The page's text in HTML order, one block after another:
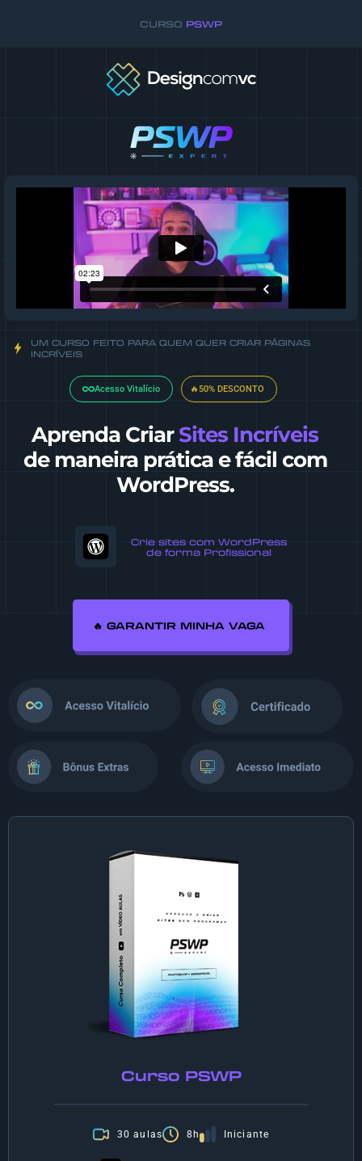
CURSO PSWP
Acesso Vitalício 🔥50% DESCONTO
Aprenda CriarSites Incríveis
de maneira prática e fácil com
WordPress.
Crie sites com WordPress
de forma Profissional
🔥 GARANTIR MINHA VAGA
UM CURSO FEITO PARA QUEM QUER CRIAR PÁGINAS
INCRÍVEIS
Curso PSWP
30 aulas 8h Iniciante